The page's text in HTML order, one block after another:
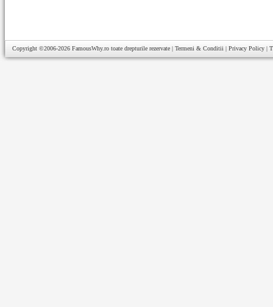
Copyright ©2006-2026 FamousWhy.ro toate drepturile rezervate | Termeni & Conditii | Privacy Policy |